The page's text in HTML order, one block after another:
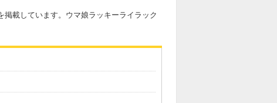
載しています。ウマ娘ラッキーライラック